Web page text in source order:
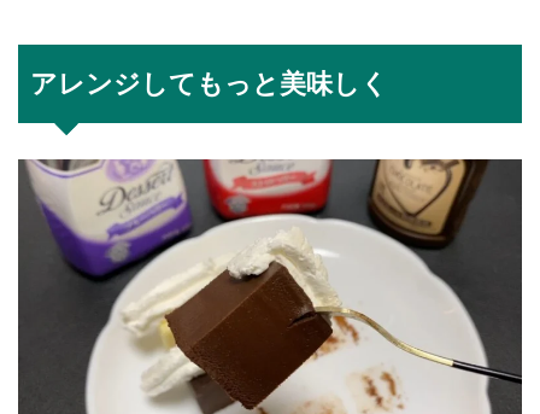
アレンジしてもっと美味しく